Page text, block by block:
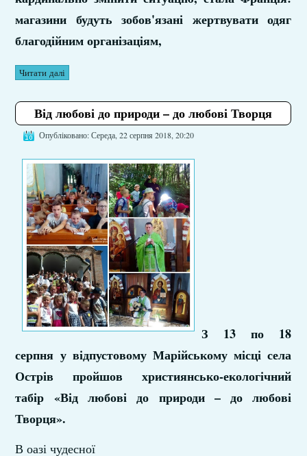
магазини будуть зобов'язані жертвувати одяг
благодійним організаціям,
Читати далі
Від любові до природи – до любові Творця
Опубліковано: Середа, 22 серпня 2018, 20:20
З 13 по 18
серпня у відпустовому Марійському місці села
Острів пройшов християнсько-екологічний
табір «Від любові до природи – до любові
Творця».
В оазі чудесної